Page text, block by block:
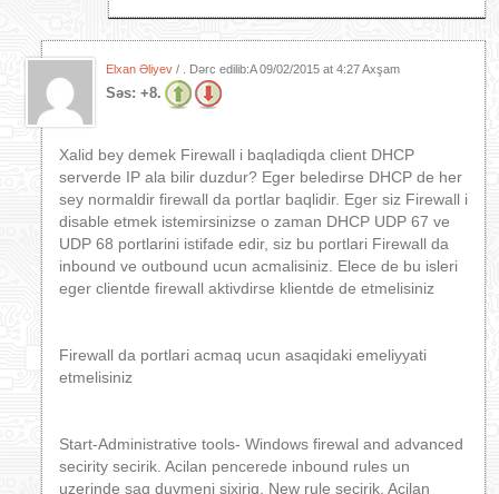
Elxan Əliyev / . Dərc edilib:A09/02/2015 at 4:27 Axşam
Səs: +8.
Xalid bey demek Firewall i baqladiqda client DHCP
serverde IP ala bilir duzdur? Eger beledirse DHCP de her
sey normaldir firewall da portlar baqlidir. Eger siz Firewall i
disable etmek istemirsinizse o zaman DHCP UDP 67 ve
UDP 68 portlarini istifade edir, siz bu portlari Firewall da
inbound ve outbound ucun acmalisiniz. Elece de bu isleri
eger clientde firewall aktivdirse klientde de etmelisiniz
Firewall da portlari acmaq ucun asaqidaki emeliyyati
etmelisiniz
Start-Administrative tools- Windows firewal and advanced
secirity secirik. Acilan pencerede inbound rules un
uzerinde saq duymeni sixiriq, New rule secirik. Acilan